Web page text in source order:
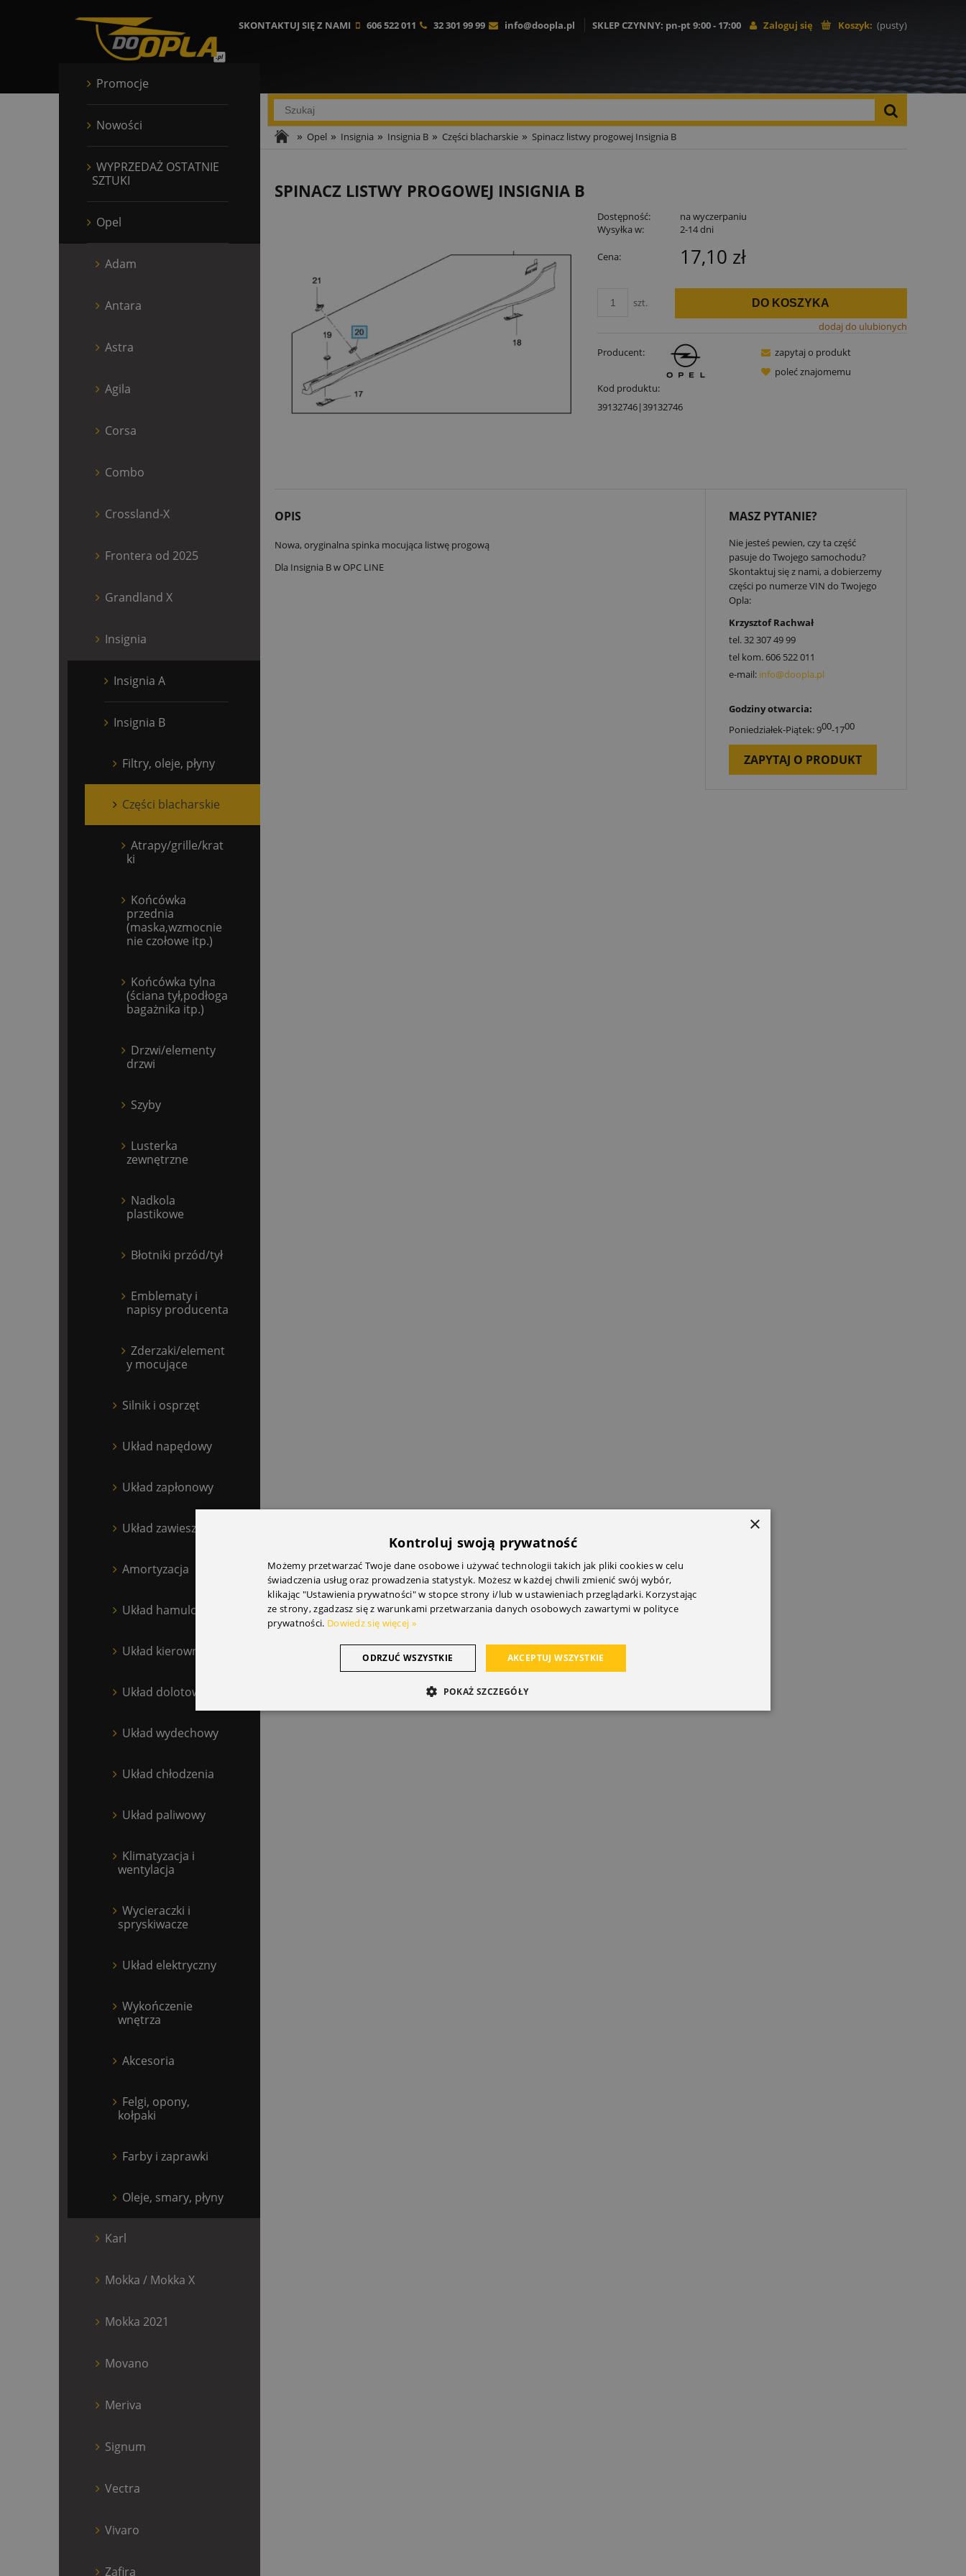
Koszyk: (pusty)
Zaloguj się
SKONTAKTUJ SIĘ Z NAMI 606 522 011 32 301 99 99 info@doopla.pl SKLEP CZYNNY: pn-pt 9:00 - 17:00
» Opel » Insignia » Insignia B » Części blacharskie » Spinacz listwy progowej Insignia B
Promocje
Nowości
WYPRZEDAŻ OSTATNIE
SZTUKI
Opel
Adam
Antara
Astra
Agila
Corsa
Combo
Crossland-X
Frontera od 2025
Grandland X
Insignia
Insignia A
Insignia B
Filtry, oleje, płyny
Części blacharskie
Atrapy/grille/krat
ki
Końcówka
przednia
(maska,wzmocnie
nie czołowe itp.)
Końcówka tylna
(ściana tył,podłoga
bagażnika itp.)
Drzwi/elementy
drzwi
Szyby
Lusterka
zewnętrzne
Nadkola
plastikowe
Błotniki przód/tył
Emblematy i
napisy producenta
Zderzaki/element
y mocujące
Silnik i osprzęt
Układ napędowy
Układ zapłonowy
Układ zawieszenia
Amortyzacja
Układ hamulcowy
Układ kierowniczy
Układ dolotowy
Układ wydechowy
Układ chłodzenia
Układ paliwowy
Klimatyzacja i
wentylacja
Wycieraczki i
spryskiwacze
Układ elektryczny
Wykończenie
wnętrza
Akcesoria
Felgi, opony,
kołpaki
Farby i zaprawki
Oleje, smary, płyny
Karl
Mokka / Mokka X
Mokka 2021
Movano
Meriva
Signum
Vectra
Vivaro
Zafira
SPINACZ LISTWY PROGOWEJ INSIGNIA B
Dostępność:
na wyczerpaniu
Wysyłka w:
2-14 dni
Cena: 17,10 zł
szt. DO KOSZYKA
dodaj do ulubionych
Producent:
Kod produktu:
39132746|39132746
zapytaj o produkt
poleć znajomemu
OPIS
Nowa, oryginalna spinka mocująca listwę progową
Dla Insignia B w OPC LINE
MASZ PYTANIE?
Nie jesteś pewien, czy ta część
pasuje do Twojego samochodu?
Skontaktuj się z nami, a dobierzemy
części po numerze VIN do Twojego
Opla:
Krzysztof Rachwał
tel.32 307 49 99
tel kom.606 522 011
e-mail: info@doopla.pl
Godziny otwarcia:
Poniedziałek-Piątek: 900-1700
ZAPYTAJ O PRODUKT
×
Kontroluj swoją prywatność
Możemy przetwarzać Twoje dane osobowe i używać technologii takich jak pliki cookies w celu
świadczenia usług oraz prowadzenia statystyk. Możesz w każdej chwili zmienić swój wybór,
klikając "Ustawienia prywatności" w stopce strony i/lub w ustawieniach przeglądarki. Korzystając
ze strony, zgadzasz się z warunkami przetwarzania danych osobowych zawartymi w polityce
prywatności. Dowiedz się więcej »
AKCEPTUJ WSZYSTKIE
ODRZUĆ WSZYSTKIE
POKAŻ SZCZEGÓŁY